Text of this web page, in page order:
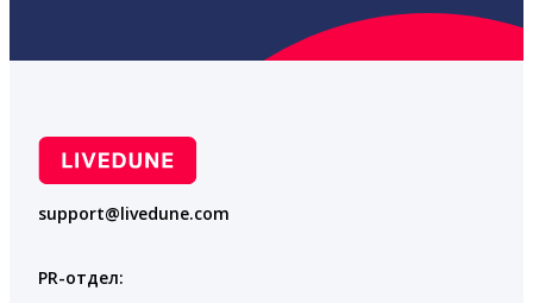
support@livedune.com
PR-отдел: